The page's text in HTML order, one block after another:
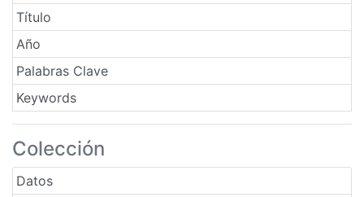
Título
Año
Palabras Clave
Keywords
Colección
Datos